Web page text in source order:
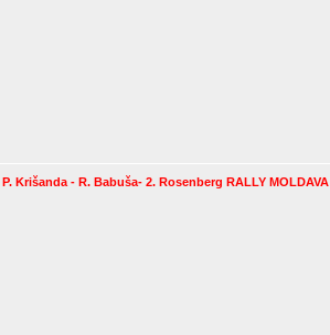
P. Krišanda - R. Babuša- 2. Rosenberg RALLY MOLDAVA